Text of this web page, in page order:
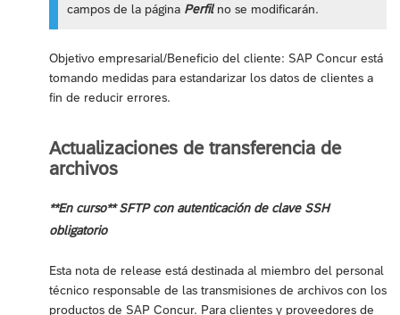
campos de la página Perfilno se modificarán.
Objetivo empresarial/Beneficio del cliente: SAP Concur está
tomando medidas para estandarizar los datos de clientes a
fin de reducir errores.
Actualizaciones de transferencia de
archivos
**En curso** SFTP con autenticación de clave SSH
obligatorio
Esta nota de release está destinada al miembro del personal
técnico responsable de las transmisiones de archivos con los
productos de SAP Concur. Para clientes y proveedores de